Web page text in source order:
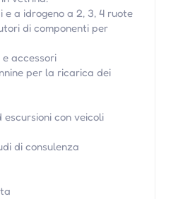
e a idrogeno a 2, 3, 4 ruote
di componenti per
accessori
per la ricarica dei
con veicoli
di consulenza